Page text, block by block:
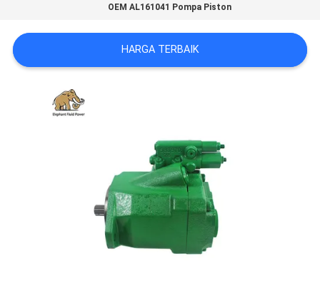
POLICY
OEM AL161041 Pompa Piston
HARGA TERBAIK